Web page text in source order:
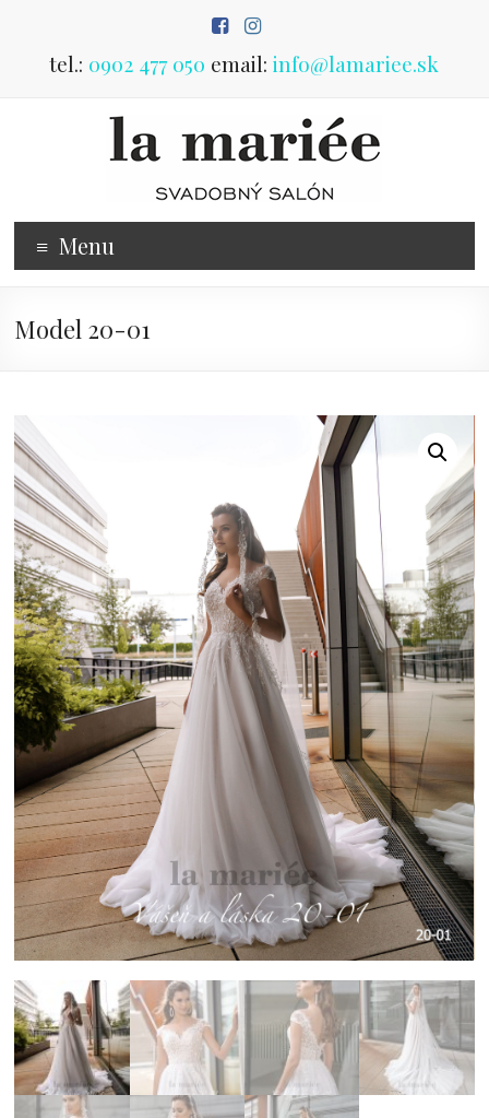
tel.: 0902 477 050 email:info@lamariee.sk
Predaj
svadobných
šiat
Poprad
Menu
Model 20-01